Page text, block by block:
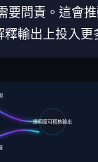
要問責。這會
釋輸出上投入更
透明度可稽核輸出